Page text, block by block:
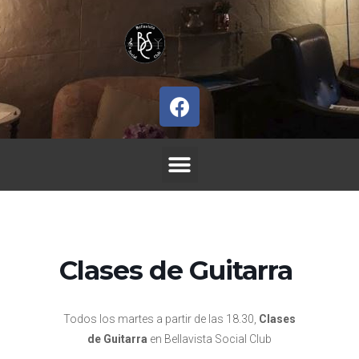
Clases de Guitarra
Todos los martes a partir de las 18.30, Clases
de Guitarra en Bellavista Social Club